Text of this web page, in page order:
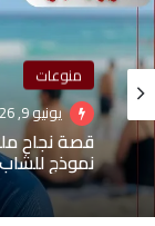
منوعات
يونيو 9, 2026
مشاهير
أبريل 12, 2026
ملكة
رسم خارطة